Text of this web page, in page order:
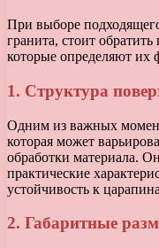
При выборе
гранита, стоит
которые определяют их
1. Структура
Одним из важных
которая может
обработки материала.
практические
устойчивость к
2. Габаритные